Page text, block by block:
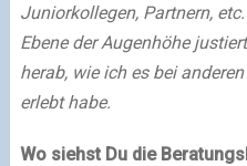
Juniorkollegen, Partnern,
Ebene der Augenhöhe
herab, wie ich es bei
erlebt habe.
Wo siehst Du die